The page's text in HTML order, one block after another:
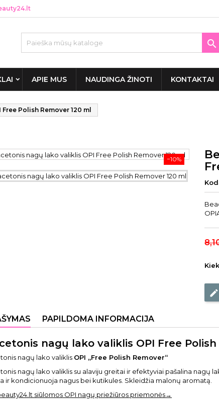

APIE MUS NAUDINGA ŽINOTI KONTAKTAI
Polish Remover 120 ml
−10%
edit
PAPILDOMA INFORMACIJA
nagų lako valiklis OPI Free Polish
nagų lako valiklis OPI „Free Polish Remover“
nagų lako valiklis su alaviju greitai ir efektyviai pašalina nagų
ir kondicionuoja nagus bei kutikules. Skleidžia malonų aromatą.
siūlomos OPI nagų priežiūros priemonės→